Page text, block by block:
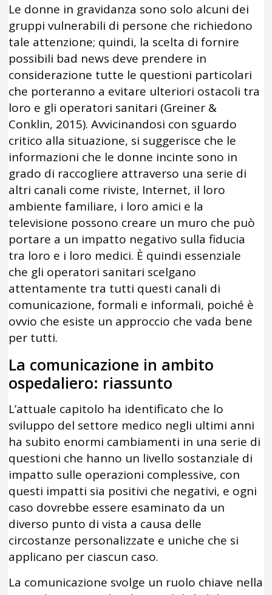
Le donne in gravidanza sono solo alcuni dei
gruppi vulnerabili di persone che richiedono
tale attenzione; quindi, la scelta di fornire
possibili bad news deve prendere in
considerazione tutte le questioni particolari
che porteranno a evitare ulteriori ostacoli tra
loro e gli operatori sanitari (Greiner &
Conklin, 2015). Avvicinandosi con sguardo
critico alla situazione, si suggerisce che le
informazioni che le donne incinte sono in
grado di raccogliere attraverso una serie di
altri canali come riviste, Internet, il loro
ambiente familiare, i loro amici e la
televisione possono creare un muro che può
portare a un impatto negativo sulla fiducia
tra loro e i loro medici. È quindi essenziale
che gli operatori sanitari scelgano
attentamente tra tutti questi canali di
comunicazione, formali e informali, poiché è
ovvio che esiste un approccio che vada bene
per tutti.
La comunicazione in ambito
ospedaliero: riassunto
L’attuale capitolo ha identificato che lo
sviluppo del settore medico negli ultimi anni
ha subito enormi cambiamenti in una serie di
questioni che hanno un livello sostanziale di
impatto sulle operazioni complessive, con
questi impatti sia positivi che negativi, e ogni
caso dovrebbe essere esaminato da un
diverso punto di vista a causa delle
circostanze personalizzate e uniche che si
applicano per ciascun caso.
La comunicazione svolge un ruolo chiave nella